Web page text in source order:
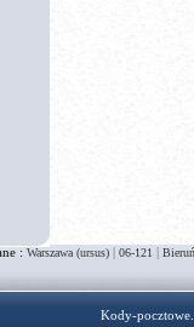
:Warszawa (ursus) | 06-121 |
Kody-